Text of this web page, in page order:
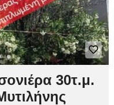
30τ.μ.